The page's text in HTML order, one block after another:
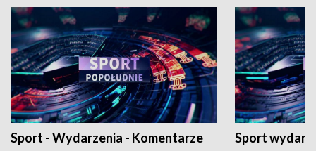
Sport - Wydarzenia - Komentarze Sport